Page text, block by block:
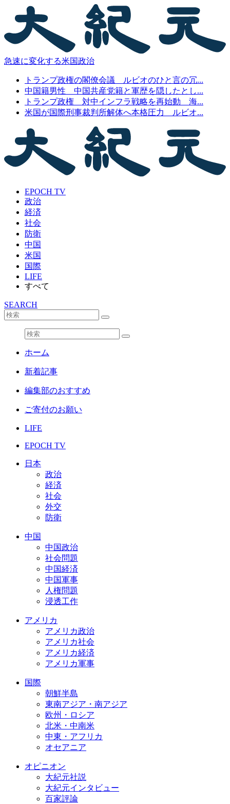
急速に変化する米国政治
トランプ政権の閣僚会議 ルビオのひと言の冗...
中国籍男性 中国共産党籍と軍歴を隠したとし...
トランプ政権 対中インフラ戦略を再始動 海...
米国が国際刑事裁判所解体へ本格圧力 ルビオ...
EPOCH TV
政治
経済
社会
防衛
中国
米国
国際
LIFE
すべて
SEARCH
ホーム
新着記事
編集部のおすすめ
ご寄付のお願い
LIFE
EPOCH TV
日本
政治
経済
社会
外交
防衛
中国
中国政治
社会問題
中国経済
中国軍事
人権問題
浸透工作
アメリカ
アメリカ政治
アメリカ社会
アメリカ経済
アメリカ軍事
国際
朝鮮半島
東南アジア・南アジア
欧州・ロシア
北米・中南米
中東・アフリカ
オセアニア
オピニオン
大紀元社説
大紀元インタビュー
百家評論